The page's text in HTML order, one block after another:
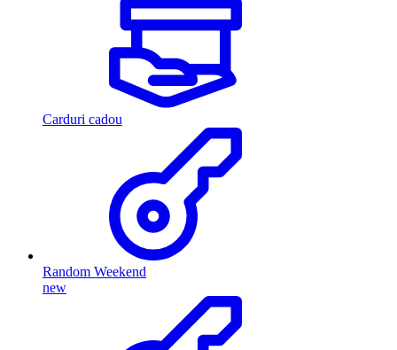
Carduri cadou
Random Weekend
new